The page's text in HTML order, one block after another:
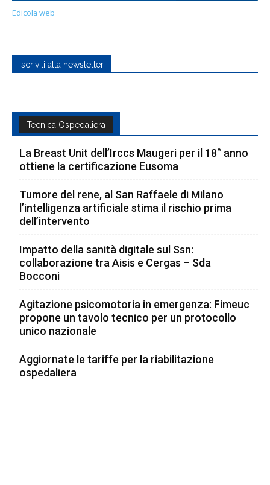
Edicola web
Iscriviti alla newsletter
Tecnica Ospedaliera
La Breast Unit dell’Irccs Maugeri per il 18° anno
ottiene la certificazione Eusoma
Tumore del rene, al San Raffaele di Milano
l’intelligenza artificiale stima il rischio prima
dell’intervento
Impatto della sanità digitale sul Ssn:
collaborazione tra Aisis e Cergas – Sda
Bocconi
Agitazione psicomotoria in emergenza: Fimeuc
propone un tavolo tecnico per un protocollo
unico nazionale
Aggiornate le tariffe per la riabilitazione
ospedaliera